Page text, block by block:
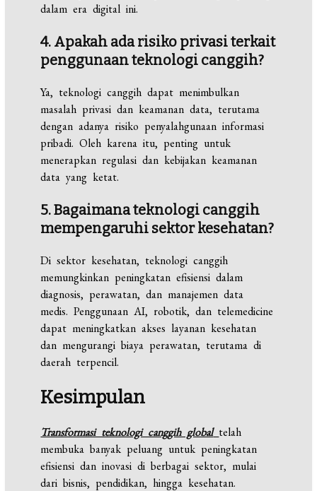
dalam era digital ini.
4. Apakah ada risiko privasi terkait
penggunaan teknologi canggih?
Ya, teknologi canggih dapat menimbulkan
masalah privasi dan keamanan data, terutama
dengan adanya risiko penyalahgunaan informasi
pribadi. Oleh karena itu, penting untuk
menerapkan regulasi dan kebijakan keamanan
data yang ketat.
5. Bagaimana teknologi canggih
mempengaruhi sektor kesehatan?
Di sektor kesehatan, teknologi canggih
memungkinkan peningkatan efisiensi dalam
diagnosis, perawatan, dan manajemen data
medis. Penggunaan AI, robotik, dan telemedicine
dapat meningkatkan akses layanan kesehatan
dan mengurangi biaya perawatan, terutama di
daerah terpencil.
Kesimpulan
Transformasi teknologi canggih global telah
membuka banyak peluang untuk peningkatan
efisiensi dan inovasi di berbagai sektor, mulai
dari bisnis, pendidikan, hingga kesehatan.